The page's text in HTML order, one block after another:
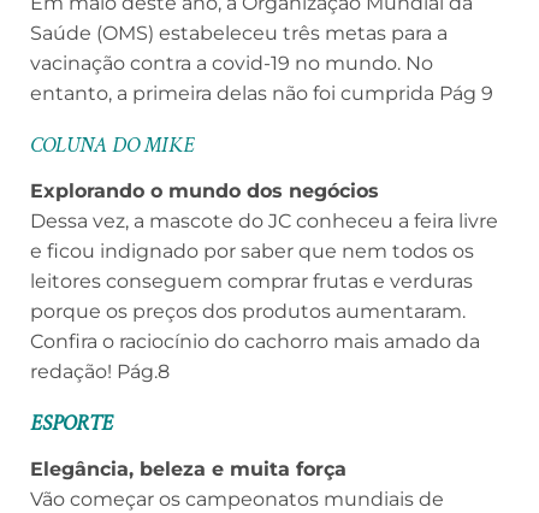
Saúde (OMS) estabeleceu três metas para a
vacinação contra a covid-19 no mundo. No
entanto, a primeira delas não foi cumprida Pág 9
COLUNA DO MIKE
Explorando o mundo dos negócios
Dessa vez, a mascote do JC conheceu a feira livre
e ficou indignado por saber que nem todos os
leitores conseguem comprar frutas e verduras
porque os preços dos produtos aumentaram.
Confira o raciocínio do cachorro mais amado da
redação! Pág.8
ESPORTE
Elegância, beleza e muita força
Vão começar os campeonatos mundiais de